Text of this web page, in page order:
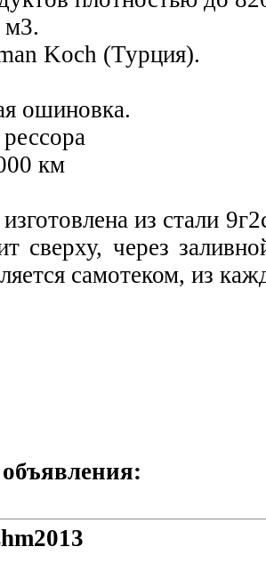
Koch (Турция).
ошиновка.
км
из стали
сверху, через
самотеком, из